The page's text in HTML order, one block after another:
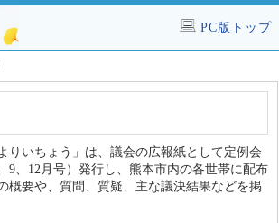
PC版トップ
りいちょう」は、議会の広報紙として定例会
9、12月号）発行し、熊本市内の各世帯に配布
概要や、質問、質疑、主な議決結果などを掲